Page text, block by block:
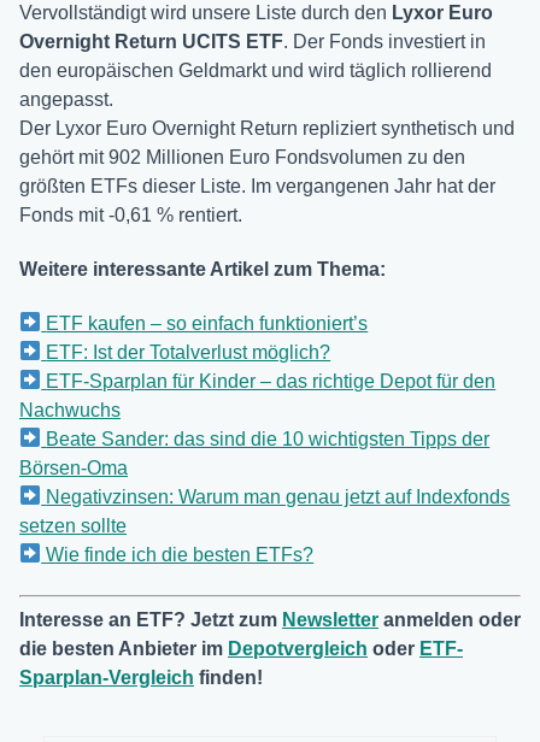
Vervollständigt wird unsere Liste durch den Lyxor Euro
Overnight Return UCITS ETF. Der Fonds investiert in
den europäischen Geldmarkt und wird täglich rollierend
angepasst.
Der Lyxor Euro Overnight Return repliziert synthetisch und
gehört mit 902 Millionen Euro Fondsvolumen zu den
größten ETFs dieser Liste. Im vergangenen Jahr hat der
Fonds mit -0,61 % rentiert.
Weitere interessante Artikel zum Thema:
ETF kaufen – so einfach funktioniert’s
ETF: Ist der Totalverlust möglich?
ETF-Sparplan für Kinder – das richtige Depot für den
Nachwuchs
Beate Sander: das sind die 10 wichtigsten Tipps der
Börsen-Oma
Negativzinsen: Warum man genau jetzt auf Indexfonds
setzen sollte
Wie finde ich die besten ETFs?
Interesse an ETF? Jetzt zum Newsletter anmelden oder
die besten Anbieter im Depotvergleich oder ETF-
Sparplan-Vergleich finden!